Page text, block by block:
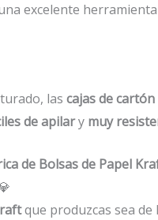
excelente
las cajas de
de apilary muy
de Bolsas de Papel
que produzcas sea de